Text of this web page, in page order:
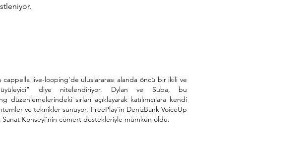
cappella live-looping'de uluslararası alanda öncü bir ikili ve
diye nitelendiriyor. Dylan ve Suba, bu
sırları açıklayarak katılımcılara kendi
ve teknikler sunuyor. FreePlay'in DenizBank VoiceUp
Konseyi'nin cömert destekleriyle mümkün oldu.